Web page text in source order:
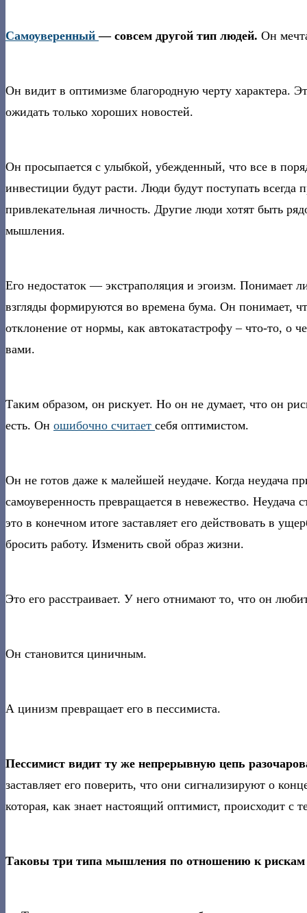
Самоуверенный— совсем другой тип людей. Он
Он видит в оптимизме благородную черту характера.
ожидать только хороших новостей.
Он просыпается с улыбкой, убежденный, что все в
инвестиции будут расти. Люди будут поступать
привлекательная личность. Другие люди хотят быть
мышления.
Его недостаток — экстраполяция и эгоизм. Понимает
взгляды формируются во времена бума. Он понимает,
отклонение от нормы, как автокатастрофу – что-то, о
вами.
Таким образом, он рискует. Но он не думает, что он
есть. Он ошибочно считает себя оптимистом.
Он не готов даже к малейшей неудаче. Когда неудача
самоуверенность превращается в невежество. Неудача
это в конечном итоге заставляет его действовать в
бросить работу. Изменить свой образ жизни.
Это его расстраивает. У него отнимают то, что он
Он становится циничным.
А цинизм превращает его в пессимиста.
Пессимист видит ту же непрерывную цепь
заставляет его поверить, что они сигнализируют о
которая, как знает настоящий оптимист, происходит с
Таковы три типа мышления по отношению к